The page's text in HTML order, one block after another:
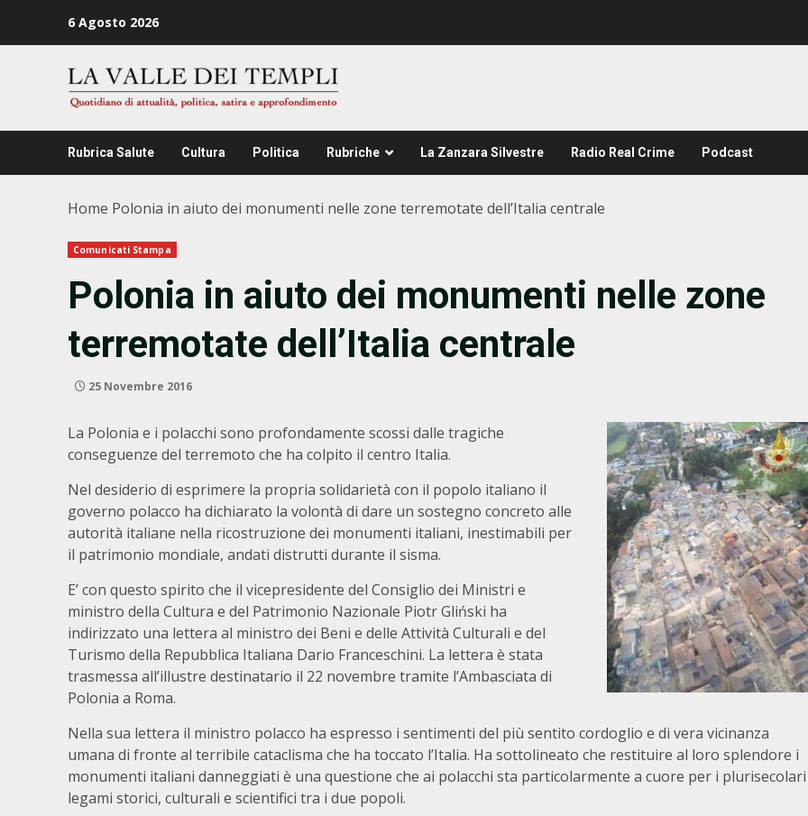
6 Agosto 2026
Rubrica Salute Cultura Politica Rubriche La Zanzara Silvestre Radio Real Crime Podcast
Home Polonia in aiuto dei monumenti nelle zone terremotate dell’Italia centrale
Comunicati Stampa
Polonia in aiuto dei monumenti nelle zone
terremotate dell’Italia centrale
25 Novembre 2016
La Polonia e i polacchi sono profondamente scossi dalle tragiche
conseguenze del terremoto che ha colpito il centro Italia.
Nel desiderio di esprimere la propria solidarietà con il popolo italiano il
governo polacco ha dichiarato la volontà di dare un sostegno concreto alle
autorità italiane nella ricostruzione dei monumenti italiani, inestimabili per
il patrimonio mondiale, andati distrutti durante il sisma.
E’ con questo spirito che il vicepresidente del Consiglio dei Ministri e
ministro della Cultura e del Patrimonio Nazionale Piotr Gliński ha
indirizzato una lettera al ministro dei Beni e delle Attività Culturali e del
Turismo della Repubblica Italiana Dario Franceschini. La lettera è stata
trasmessa all’illustre destinatario il 22 novembre tramite l’Ambasciata di
Polonia a Roma.
Nella sua lettera il ministro polacco ha espresso i sentimenti del più sentito cordoglio e di vera vicinanza
umana di fronte al terribile cataclisma che ha toccato l’Italia. Ha sottolineato che restituire al loro splendore i
monumenti italiani danneggiati è una questione che ai polacchi sta particolarmente a cuore per i plurisecolari
legami storici, culturali e scientifici tra i due popoli.